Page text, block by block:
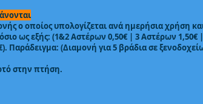
ο οποίος υπολογίζεται ανά ημερήσια χρήση
ως εξής: (1&2 Αστέρων 0,50€ | 3 Αστέρων
Παράδειγμα: (Διαμονή για 5 βράδια σε
στην πτήση.